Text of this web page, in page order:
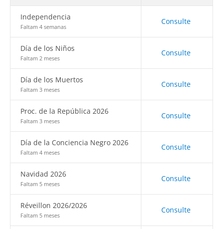
Independencia
Faltam 4 semanas
Consulte
Día de los Niños
Faltam 2 meses
Consulte
Día de los Muertos
Faltam 3 meses
Consulte
Proc. de la República 2026
Faltam 3 meses
Consulte
Día de la Conciencia Negro 2026
Faltam 4 meses
Consulte
Navidad 2026
Faltam 5 meses
Consulte
Réveillon 2026/2026
Faltam 5 meses
Consulte